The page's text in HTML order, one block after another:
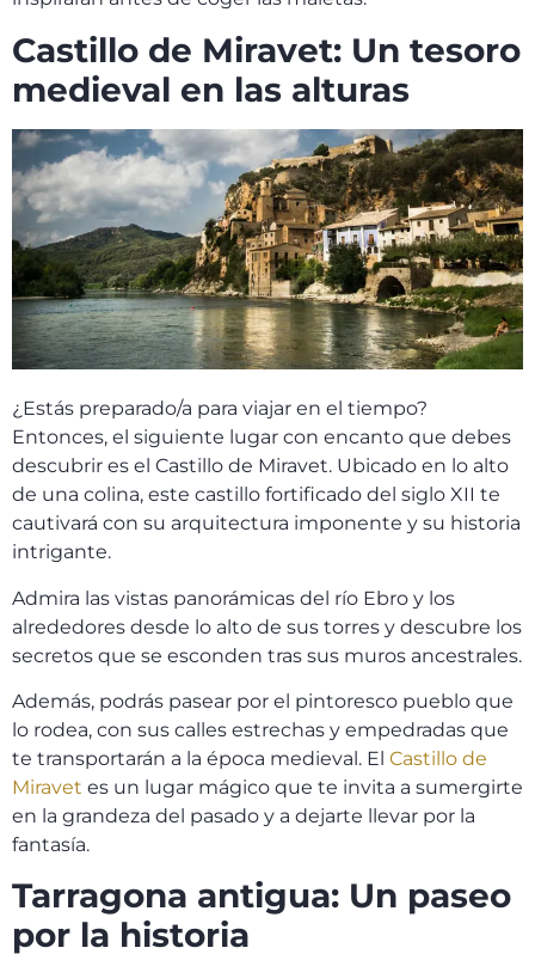
Castillo de Miravet: Un tesoro
medieval en las alturas
¿Estás preparado/a para viajar en el tiempo?
Entonces, el siguiente lugar con encanto que debes
descubrir es el Castillo de Miravet. Ubicado en lo alto
de una colina, este castillo fortificado del siglo XII te
cautivará con su arquitectura imponente y su historia
intrigante.
Admira las vistas panorámicas del río Ebro y los
alrededores desde lo alto de sus torres y descubre los
secretos que se esconden tras sus muros ancestrales.
Además, podrás pasear por el pintoresco pueblo que
lo rodea, con sus calles estrechas y empedradas que
te transportarán a la época medieval. El Castillo de
Miravet es un lugar mágico que te invita a sumergirte
en la grandeza del pasado y a dejarte llevar por la
fantasía.
Tarragona antigua: Un paseo
por la historia